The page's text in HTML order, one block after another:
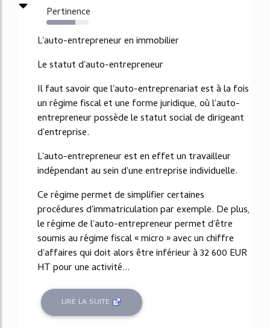
Pertinence
68%
L'auto-entrepreneur en immobilier
Le statut d'auto-entrepreneur
Il faut savoir que l'auto-entreprenariat est à la fois
un régime fiscal et une forme juridique, où l'auto-
entrepreneur possède le statut social de dirigeant
d'entreprise.
L'auto-entrepreneur est en effet un travailleur
indépendant au sein d'une entreprise individuelle.
Ce régime permet de simplifier certaines
procédures d'immatriculation par exemple. De plus,
le régime de l'auto-entrepreneur permet d'être
soumis au régime fiscal « micro » avec un chiffre
d'affaires qui doit alors être inférieur à 32 600 EUR
HT pour une activité...
LIRE LA SUITE